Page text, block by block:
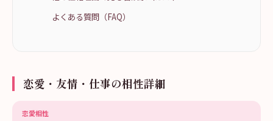
よくある質問（FAQ）
恋愛・友情・仕事の相性詳細
恋愛相性